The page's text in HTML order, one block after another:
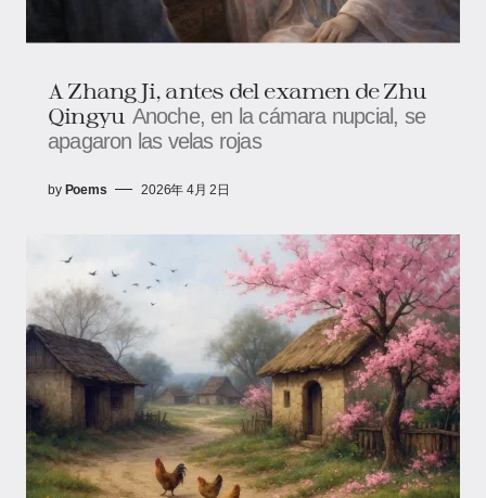
A Zhang Ji, antes del examen de Zhu
Qingyu Anoche, en la cámara nupcial, se
apagaron las velas rojas
by Poems 2026年 4月 2日